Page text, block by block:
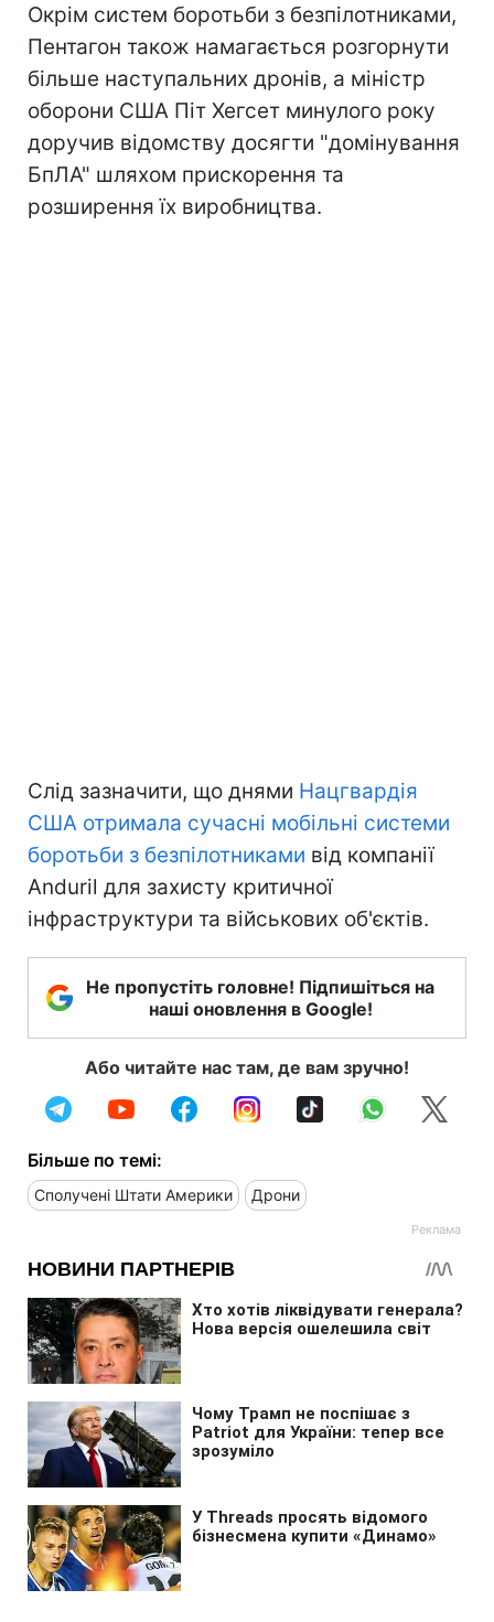
Окрім систем боротьби з безпілотниками,
Пентагон також намагається розгорнути
більше наступальних дронів, а міністр
оборони США Піт Хегсет минулого року
доручив відомству досягти "домінування
БпЛА" шляхом прискорення та
розширення їх виробництва.
Слід зазначити, що днями Нацгвардія
США отримала сучасні мобільні системи
боротьби з безпілотниками від компанії
Anduril для захисту критичної
інфраструктури та військових об'єктів.
Не пропустіть головне! Підпишіться на
наші оновлення в Google!
Або читайте нас там, де вам зручно!
Більше по темі:
Сполучені Штати Америки Дрони